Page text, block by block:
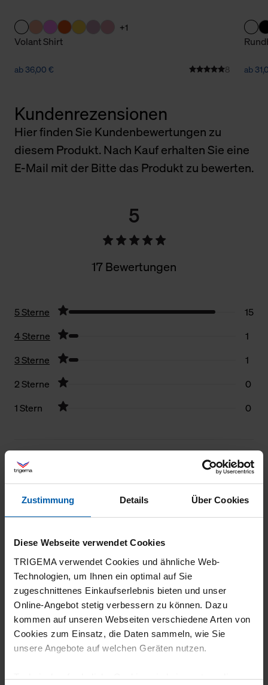
Zustimmung Details Über Cookies
Diese Webseite verwendet Cookies
TRIGEMA verwendet Cookies und ähnliche Web-
Technologien, um Ihnen ein optimal auf Sie
zugeschnittenes Einkaufserlebnis bieten und unser
Online-Angebot stetig verbessern zu können. Dazu
kommen auf unseren Webseiten verschiedene Arten von
Cookies zum Einsatz, die Daten sammeln, wie Sie
unsere Angebote auf welchen Geräten nutzen.
Technisch erforderliche Cookies sind eine notwendige
+1
Volant Shirt
ab 36,00 € 8 ab
Kundenrezensionen
Hier finden Sie Kundenbewertungen zu
diesem Produkt. Nach Kauf erhalten Sie eine
E-Mail mit der Bitte das Produkt zu bewerten.
5
17 Bewertungen
5 Sterne
15
4 Sterne
1
3 Sterne
1
2 Sterne
0
1 Stern
0
29.07.2026
5
16.07.2026
5
Ein tolles Shirt mit einem außergewöhnlichen
Schnitt und einer hervorragenden Qualität.